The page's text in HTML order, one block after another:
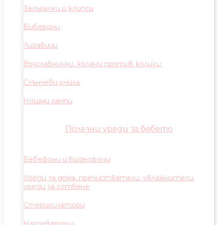
Залъгалки и клипси
Биберони
Лигавици
Възглавнички, колани против колики
Слънчеви очила
Нощни лампи
Полезни уреди за бебето
Бебефони и видеофони
Уреди за дома, пречистватели, увлажнители,
уреди за готвене
Стерилизатори